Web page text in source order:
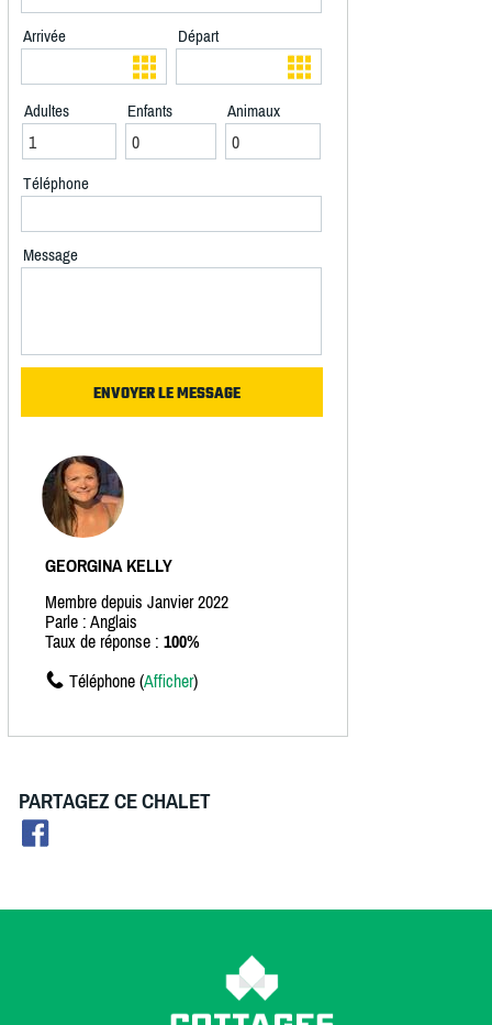
Arrivée Départ
Adultes Enfants Animaux
Téléphone
Message
GEORGINA KELLY
Membre depuis Janvier 2022
Parle : Anglais
Taux de réponse : 100%
Téléphone (Afficher)
PARTAGEZ CE CHALET